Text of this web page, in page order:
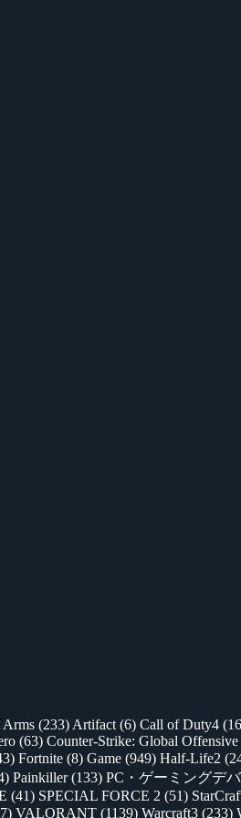
Arms (233) Artifact (6) Call of Duty4
(63) Counter-Strike: Global Offensive
Fortnite (8) Game (949) Half-Life2
Painkiller(133) PC・ゲーミングデ
(41) SPECIAL FORCE 2 (51)
VALORANT (1139) Warcraft3 (233)